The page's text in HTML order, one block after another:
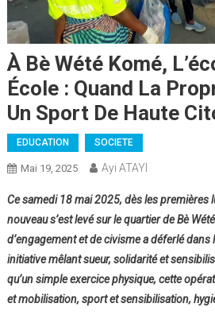
À Bè Wété Komé,
École : Quand La
Un Sport De Haute
EDUCATION SOCIETE
Mai 19, 2025 Ayi ATAYI
Ce samedi 18 mai 2025, dès les premières
nouveau s’est levé sur le quartier de Bè
d’engagement et de civisme a déferlé dans
initiative mêlant sueur, solidarité et
qu’un simple exercice physique, cette
et mobilisation, sport et sensibilisation,